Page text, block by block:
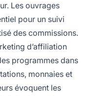
Les ouvrages
pour un suivi
des commissions.
d’affiliation
programmes dans
monnaies et
évoquent les